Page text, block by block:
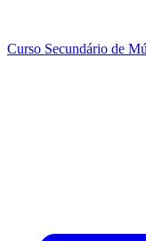
Curso Secundário de